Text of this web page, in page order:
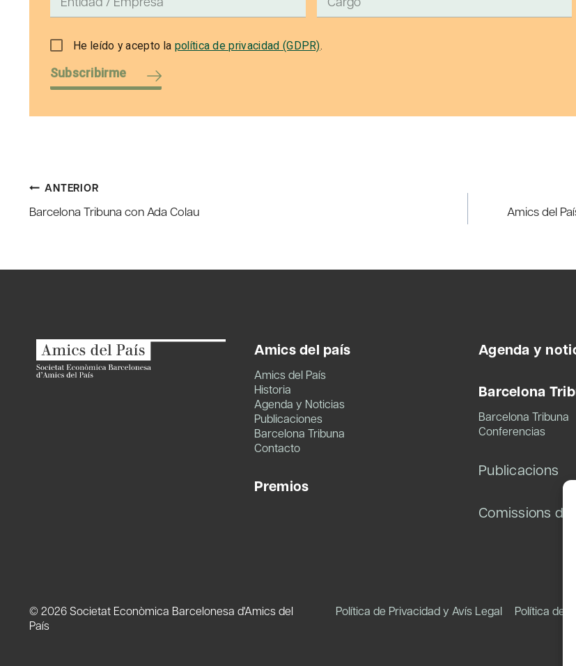
He leído y acepto la política de privacidad (GDPR).
Subscribirme
Navegación
de
entradas
ANTERIOR
Barcelona Tribuna con Ada Colau
Amics del
Amics del país
Amics del País
Historia
Agenda y Noticias
Publicaciones
Barcelona Tribuna
Contacto
Premios
Agenda y
Barcelona
Barcelona Tribuna
Conferencias
Publicacions
Comissions de
© 2026 Societat Econòmica Barcelonesa d'Amics del
País
Política de Privacidad y Avís Legal Política de